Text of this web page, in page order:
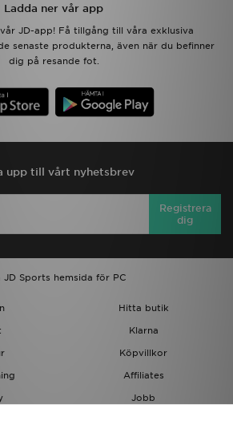
Ladda ner vår app
JD-app! Få tillgång till våra exklusiva
senaste produkterna, även när du befinner
dig på resande fot.
upp till vårt nyhetsbrev
Registrera
dig
JD Sports hemsida för PC
Hitta butik
Klarna
Köpvillkor
Affiliates
Jobb